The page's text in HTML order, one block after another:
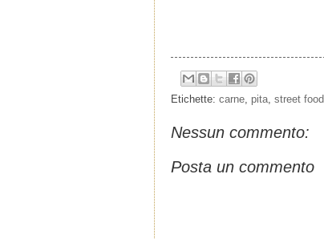
Etichette: carne, pita, street food
Nessun commento:
Posta un commento